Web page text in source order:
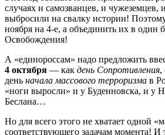
случаях и самозванцев, и чужеземцев,
выбросили на свалку истории!
ноября на 4-е, а объединить их в один
Освобождения!
А «единороссам» надо предложить
4 октября — как день Сопротивления,
день начала массового терроризма в
«ноги выросли» и у Буденновска, и у
Беслана…
Но для всего этого не хватает одной
соответствующего задачам момента! И